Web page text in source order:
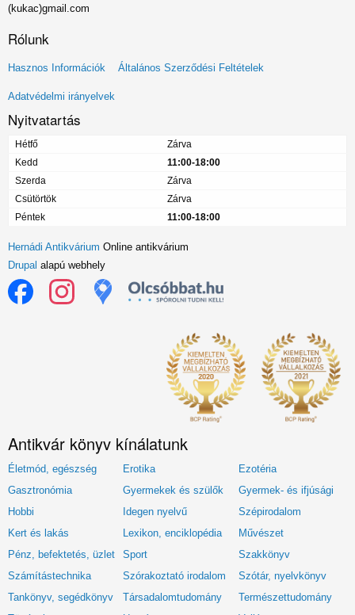
(kukac)gmail.com
Rólunk
Lábléc
menü
Hasznos Információk Általános Szerződési Feltételek
Adatvédelmi irányelvek
Nyitvatartás
Hétfő
Zárva
Kedd
11:00-18:00
Szerda
Zárva
Csütörtök
Zárva
Péntek
11:00-18:00
Hernádi Antikvárium Online antikvárium
Drupal alapú webhely
Antikvár könyv kínálatunk
Életmód, egészség Erotika
Ezotéria
Gasztronómia
Gyermekek és szülők
Gyermek- és ifjúsági
Hobbi
Idegen nyelvű
Szépirodalom
Kert és lakás
Lexikon, enciklopédia
Művészet
Pénz, befektetés, üzlet
Sport
Szakkönyv
Számítástechnika
Szórakoztató irodalom
Szótár, nyelvkönyv
Tankönyv, segédkönyv
Társadalomtudomány
Természettudomány